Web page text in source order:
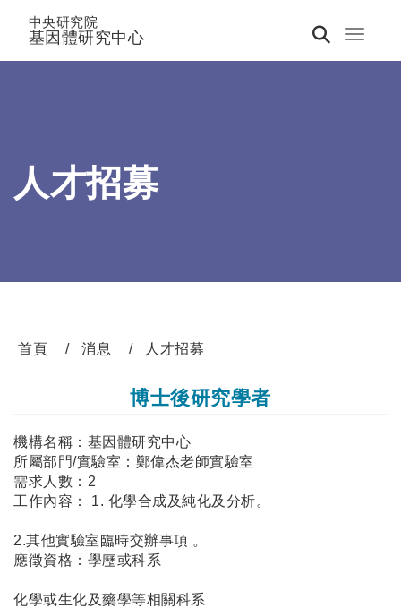
Toggle
中央研究院
基因體研究中心
人才招募
首頁 消息 人才招募
博士後研究學者
機構名稱：基因體研究中心
所屬部門/實驗室：鄭偉杰老師實驗室
需求人數：2
工作內容： 1. 化學合成及純化及分析。
2.其他實驗室臨時交辦事項 。
應徵資格：學歷或科系
化學或生化及藥學等相關科系